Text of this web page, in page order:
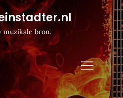
muzikale bron.